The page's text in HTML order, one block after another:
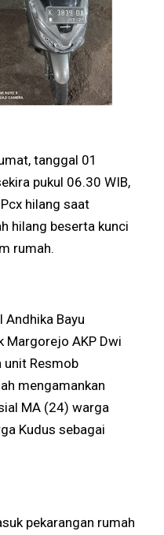
tanggal 01
pukul 06.30 WIB,
hilang saat
hilang beserta kunci
rumah.
Andhika Bayu
Margorejo AKP Dwi
unit Resmob
mengamankan
MA (24) warga
Kudus sebagai
pekarangan rumah